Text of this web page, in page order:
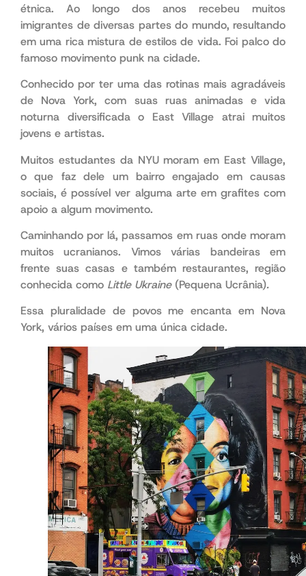
étnica. Ao longo dos anos recebeu muitos
imigrantes de diversas partes do mundo, resultando
em uma rica mistura de estilos de vida. Foi palco do
famoso movimento punk na cidade.
Conhecido por ter uma das rotinas mais agradáveis
de Nova York, com suas ruas animadas e vida
noturna diversificada o East Village atrai muitos
jovens e artistas.
Muitos estudantes da NYU moram em East Village,
o que faz dele um bairro engajado em causas
sociais, é possível ver alguma arte em grafites com
apoio a algum movimento.
Caminhando por lá, passamos em ruas onde moram
muitos ucranianos. Vimos várias bandeiras em
frente suas casas e também restaurantes, região
conhecida como Little Ukraine (Pequena Ucrânia).
Essa pluralidade de povos me encanta em Nova
York, vários países em uma única cidade.